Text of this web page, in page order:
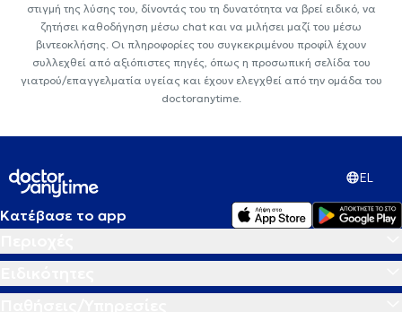
στιγμή της λύσης του, δίνοντάς του τη δυνατότητα να βρεί ειδικό, να
ζητήσει καθοδήγηση μέσω chat και να μιλήσει μαζί του μέσω
βιντεοκλήσης. Οι πληροφορίες του συγκεκριμένου προφίλ έχουν
συλλεχθεί από αξιόπιστες πηγές, όπως η προσωπική σελίδα του
γιατρού/επαγγελματία υγείας και έχουν ελεγχθεί από την ομάδα του
doctoranytime.
EL
Κατέβασε το app